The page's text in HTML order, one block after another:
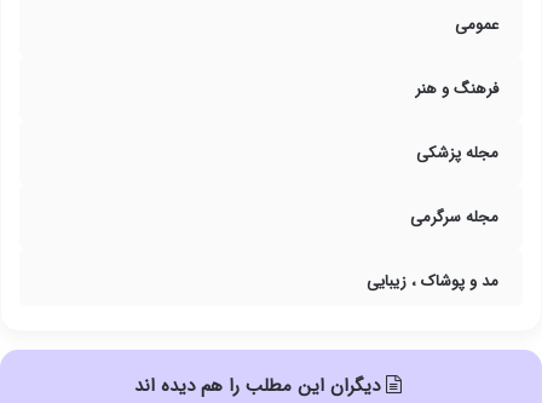
عمومی
فرهنگ و هنر
مجله پزشکی
مجله سرگرمی
مد و پوشاک ، زیبایی
دیگران این مطلب را هم دیده اند